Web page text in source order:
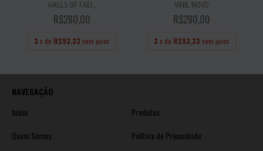
HALLS OF FAEI...
R$280,00
3 x de R$93,33 sem juros
VINIL NOVO
R$280,00
3 x de R$93,33 sem juros
NAVEGAÇÃO
Início
Produtos
Quem Somos
Política de Privacidade